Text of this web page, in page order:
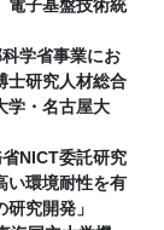
電子基盤技術統
学省事業にお
研究人材総合
学・名古屋大
NICT委託研究
環境耐性を有
究開発」